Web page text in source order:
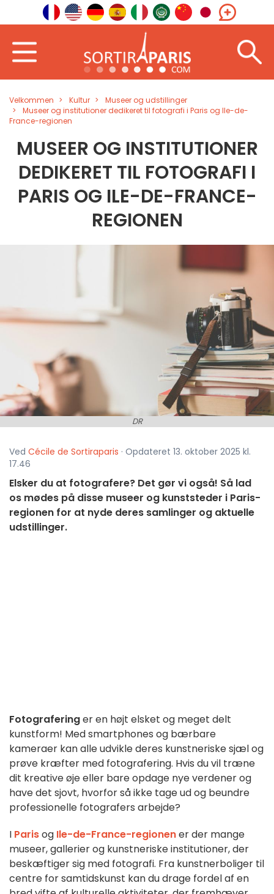
Velkommen Kultur
Museer og udstillinger
Museer og institutioner dedikeret til fotografi i Paris og Ile-de-
France-regionen
MUSEER OG INSTITUTIONER
DEDIKERET TIL FOTOGRAFI I
PARIS OG ILE-DE-FRANCE-
REGIONEN
DR
Ved Cécile de Sortiraparis · Opdateret 13. oktober 2025 kl.
17.46
Elsker du at fotografere? Det gør vi også! Så lad
os mødes på disse museer og kunststeder i Paris-
regionen for at nyde deres samlinger og aktuelle
udstillinger.
Fotograferinger en højt elsket og meget delt
kunstform! Med smartphones og bærbare
kameraer kan alle udvikle deres kunstneriske sjæl og
prøve kræfter med fotografering. Hvis du vil træne
dit kreative øje eller bare opdage nye verdener og
have det sjovt, hvorfor så ikke tage ud og beundre
professionelle fotografers arbejde?
I Parisog Ile-de-France-regionener der mange
museer, gallerier og kunstneriske institutioner, der
beskæftiger sig med fotografi. Fra kunstnerboliger til
centre for samtidskunst kan du drage fordel af en